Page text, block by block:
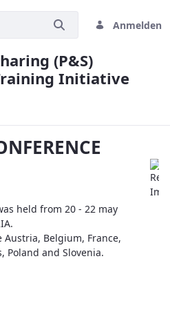
Anmelden
(P&S)
Initiative
held from 20 - 22 may
Belgium, France,
Poland and Slovenia.